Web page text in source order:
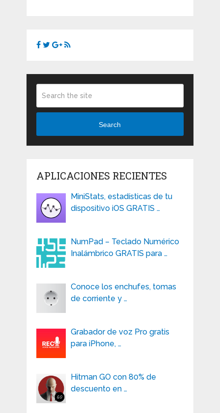
Search
APLICACIONES RECIENTES
MiniStats, estadísticas de tu
dispositivo iOS GRATIS …
NumPad – Teclado Numérico
Inalámbrico GRATIS para …
Conoce los enchufes, tomas
de corriente y …
Grabador de voz Pro gratis
para iPhone, …
Hitman GO con 80% de
descuento en …